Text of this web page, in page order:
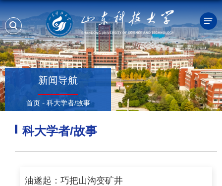
新闻导航
首页 - 科大学者/故事
科大学者/故事
油遂起：巧把山沟变矿井